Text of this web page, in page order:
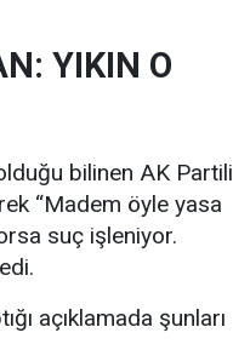
YIKIN O
bilinen AK Partili
“Madem öyle yasa
suç işleniyor.
açıklamada şunları